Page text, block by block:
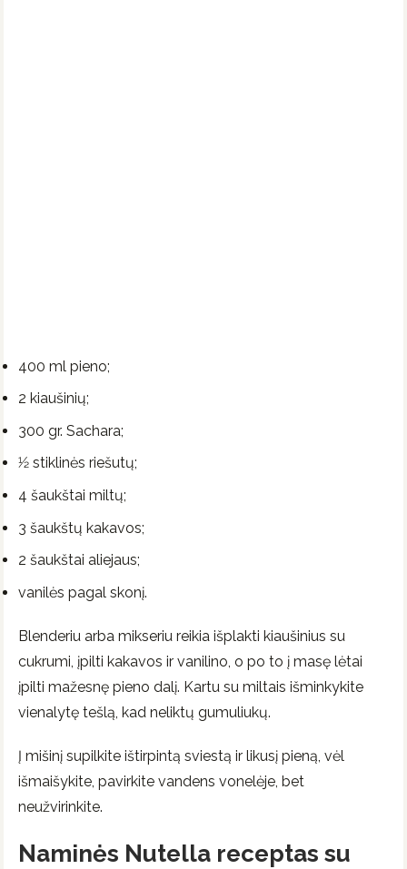
400 ml pieno;
2 kiaušinių;
300 gr. Sachara;
1⁄2 stiklinės riešutų;
4 šaukštai miltų;
3 šaukštų kakavos;
2 šaukštai aliejaus;
vanilės pagal skonį.
Blenderiu arba mikseriu reikia išplakti kiaušinius su
cukrumi, įpilti kakavos ir vanilino, o po to į masę lėtai
įpilti mažesnę pieno dalį. Kartu su miltais išminkykite
vienalytę tešlą, kad neliktų gumuliukų.
Į mišinį supilkite ištirpintą sviestą ir likusį pieną, vėl
išmaišykite, pavirkite vandens vonelėje, bet
neužvirinkite.
Naminės Nutella receptas su